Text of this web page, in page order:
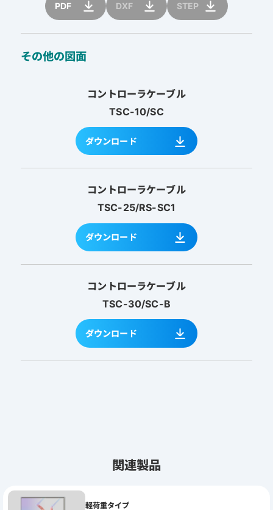
PDF DXF STEP
その他の図面
コントローラケーブル
TSC-10/SC
ダウンロード
コントローラケーブル
TSC-25/RS-SC1
ダウンロード
コントローラケーブル
TSC-30/SC-B
ダウンロード
関連製品
軽荷重タイプ